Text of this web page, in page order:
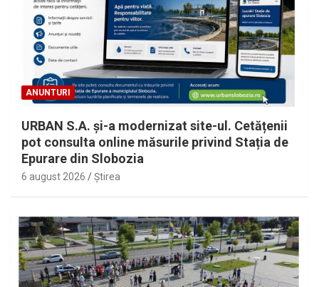
ANUNTURI
URBAN S.A. și-a modernizat site-ul. Cetățenii
pot consulta online măsurile privind Stația de
Epurare din Slobozia
6 august 2026 Ştirea